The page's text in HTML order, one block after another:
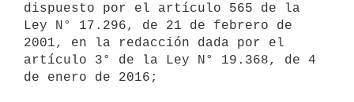
dispuesto por el artículo 565 de la
Ley N° 17.296, de 21 de febrero de
2001, en la redacción dada por el
artículo 3° de la Ley N° 19.368, de 4
de enero de 2016;